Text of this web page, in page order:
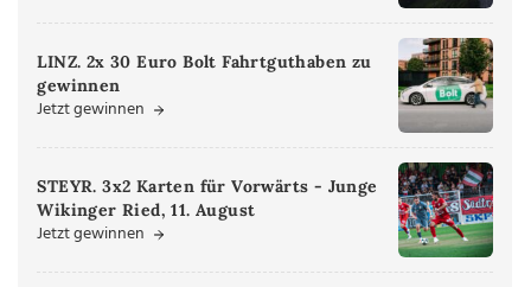
LINZ. 2x 30 Euro Bolt Fahrtguthaben zu
gewinnen
Jetzt gewinnen
STEYR. 3x2 Karten für Vorwärts - Junge
Wikinger Ried, 11. August
Jetzt gewinnen